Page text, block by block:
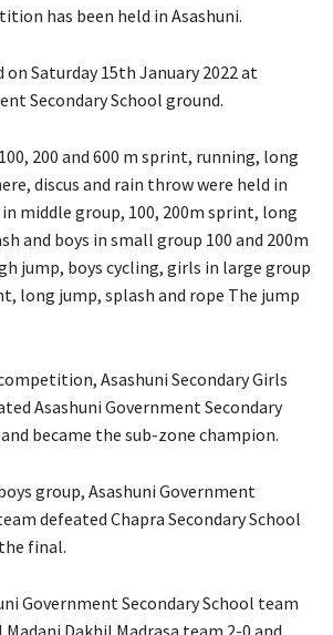
has been held in Asashuni.
on Saturday 15th January 2022 at
Secondary School ground.
200 and 600 m sprint, running, long
discus and rain throw were held in
middle group, 100, 200m sprint, long
and boys in small group 100 and 200m
jump, boys cycling, girls in large group
long jump, splash and rope The jump
Asashuni Secondary Girls
Asashuni Government Secondary
became the sub-zone champion.
group, Asashuni Government
defeated Chapra Secondary School
final.
Government Secondary School team